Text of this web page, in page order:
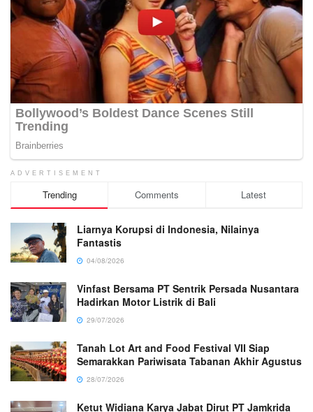
ADVERTISEMENT
Trending Comments Latest
Liarnya Korupsi di Indonesia, Nilainya
Fantastis
04/08/2026
Vinfast Bersama PT Sentrik Persada Nusantara
Hadirkan Motor Listrik di Bali
29/07/2026
Tanah Lot Art and Food Festival VII Siap
Semarakkan Pariwisata Tabanan Akhir Agustus
28/07/2026
Ketut Widiana Karya Jabat Dirut PT Jamkrida